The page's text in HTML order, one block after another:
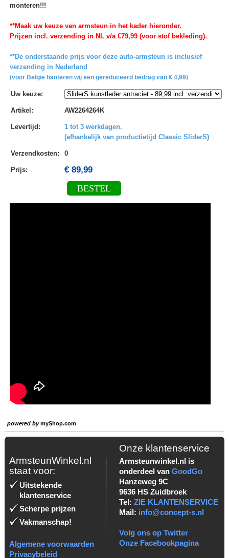
monteren!!!
**Maak uw keuze van armsteun in het kader hieronder.
Prijzen incl. verzending in NL v/a €79,99 (voor stof bekleding).
**De onderstaande prijs voor deze auto-armsteun is inclusief
verzending in Nederland
(voor Belgie hanteren wij een gereduceerd bedrag van € 4,99)
Uw keuze:
Artikel : AW2264264K
Levertijd :
1 tot 3 werkdagen.
(afhankelijk van productietijd Classic SliderS)
Verzendkosten: 0
Prijs: € 89,99
BESTEL
powered bymyShop.com
ArmsteunWinkel.nl
staat voor:
Uitstekende
klantenservice
Scherpe prijzen
Vakmanschap!
Algemene voorwaarden
Privacybeleid
Onze klantenservice
Armsteunwinkel.nl is
onderdeel van GoodGo
Hanzeweg 9C
9636 HS Zuidbroek
Tel: ZIE KLANTENSERVICE
Mail: info@concept-s.nl
Volg ons op Twitter
Onze Facebookpagina